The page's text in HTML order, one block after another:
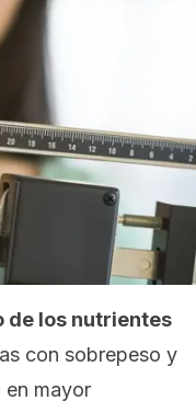
de los nutrientes
con sobrepeso y
en mayor